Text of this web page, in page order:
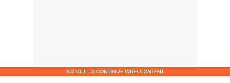
SCROLL TO CONTINUE WITH CONTENT